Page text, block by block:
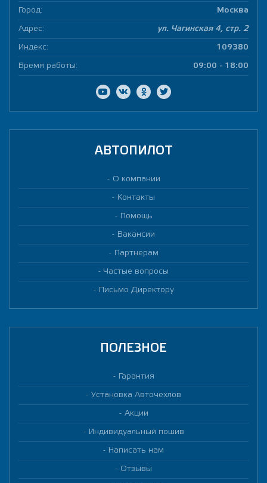
Город: Москва
Адрес: ул. Чагинская 4, стр. 2
Индекс: 109380
Время работы: 09:00 - 18:00
АВТОПИЛОТ
О компании
Контакты
Помощь
Вакансии
Партнерам
Частые вопросы
Письмо Директору
ПОЛЕЗНОЕ
Гарантия
Установка Авточехлов
Акции
Индивидуальный пошив
Написать нам
Отзывы